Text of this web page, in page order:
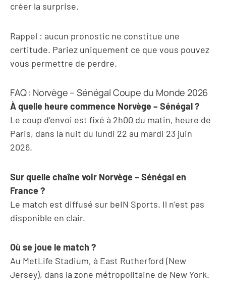
créer la surprise.
Rappel : aucun pronostic ne constitue une
certitude. Pariez uniquement ce que vous pouvez
vous permettre de perdre.
FAQ : Norvège – Sénégal Coupe du Monde 2026
À quelle heure commence Norvège – Sénégal ?
Le coup d’envoi est fixé à 2h00 du matin, heure de
Paris, dans la nuit du lundi 22 au mardi 23 juin
2026.
Sur quelle chaîne voir Norvège – Sénégal en
France ?
Le match est diffusé sur beIN Sports. Il n’est pas
disponible en clair.
Où se joue le match ?
Au MetLife Stadium, à East Rutherford (New
Jersey), dans la zone métropolitaine de New York.